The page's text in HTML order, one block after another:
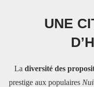
UNE
La diversité des
prestige aux populaires